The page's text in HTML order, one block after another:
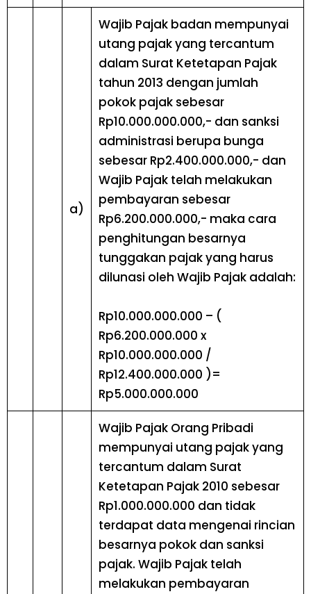
a)
Wajib Pajak badan mempunyai
utang pajak yang tercantum
dalam Surat Ketetapan Pajak
tahun 2013 dengan jumlah
pokok pajak sebesar
Rp10.000.000.000,- dan sanksi
administrasi berupa bunga
sebesar Rp2.400.000.000,- dan
Wajib Pajak telah melakukan
pembayaran sebesar
Rp6.200.000.000,- maka cara
penghitungan besarnya
tunggakan pajak yang harus
dilunasi oleh Wajib Pajak adalah:
Rp10.000.000.000 – (
Rp6.200.000.000 x
Rp10.000.000.000 /
Rp12.400.000.000 )=
Rp5.000.000.000
Wajib Pajak Orang Pribadi
mempunyai utang pajak yang
tercantum dalam Surat
Ketetapan Pajak 2010 sebesar
Rp1.000.000.000 dan tidak
terdapat data mengenai rincian
besarnya pokok dan sanksi
pajak. Wajib Pajak telah
melakukan pembayaran